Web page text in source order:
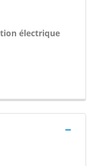
électrique